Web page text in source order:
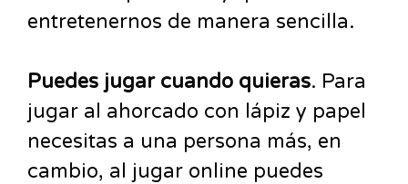
entretenernos de manera sencilla.
Puedes jugar cuando quieras. Para
jugar al ahorcado con lápiz y papel
necesitas a una persona más, en
cambio, al jugar online puedes